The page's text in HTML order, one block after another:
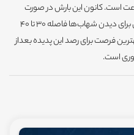
20 شهاب در ساعت است. کانون این بارش در صورت
فلکی اسد قرار دارد و بهترین بخش آسمان برای دیدن شهاب‌ها فاصله 30 تا 40
فرصت برای رصد این پدیده بعداز
است.